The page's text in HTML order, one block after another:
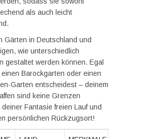
als auch leicht
Gärten in Deutschland und
wie unterschiedlich
gestaltet werden können. Egal
Barockgarten oder einen
Garten entscheidest – deinem
sind keine Grenzen
Fantasie freien Lauf und
persönlichen Rückzugsort!